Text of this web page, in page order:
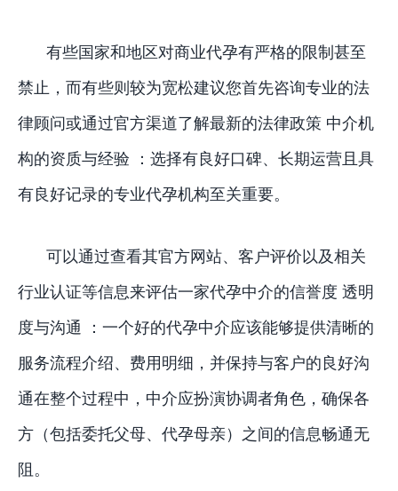
有些国家和地区对商业代孕有严格的限制甚至
禁止，而有些则较为宽松建议您首先咨询专业的法
律顾问或通过官方渠道了解最新的法律政策 中介机
构的资质与经验 ：选择有良好口碑、长期运营且具
有良好记录的专业代孕机构至关重要。
可以通过查看其官方网站、客户评价以及相关
行业认证等信息来评估一家代孕中介的信誉度 透明
度与沟通 ：一个好的代孕中介应该能够提供清晰的
服务流程介绍、费用明细，并保持与客户的良好沟
通在整个过程中，中介应扮演协调者角色，确保各
方（包括委托父母、代孕母亲）之间的信息畅通无
阻。